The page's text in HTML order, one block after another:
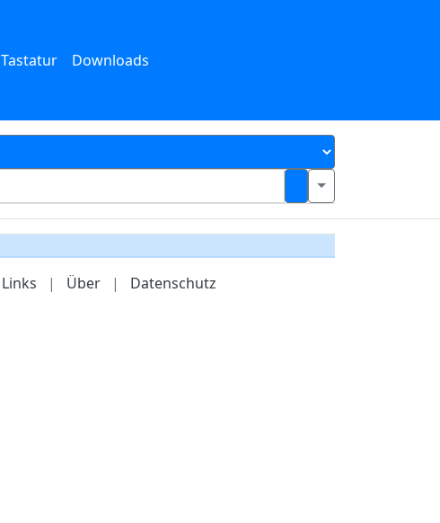
Tastatur Downloads
Links | Über | Datenschutz